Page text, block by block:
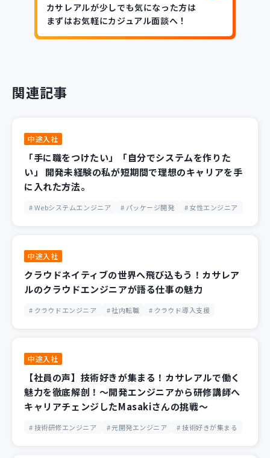
カサレアルが少しでも気になった方は
まずはお気軽にカジュアル面談へ！
関連記事
中途入社
「手に職をつけたい」「自分でシステムを作りた
い」 開発未経験の私が短期間で理想のキャリアを手
に入れた方法。
Webシステムエンジニア パッケージ開発 女性エンジニア
中途入社
クラウドネイティブの世界へ飛び込もう！カサレア
ルのクラウドエンジニアが語る仕事の魅力
クラウドエンジニア 社内転職 クラウド導入支援
中途入社
【社員の声】技術好きが集まる！カサレアルで働く
魅力を徹底解剖！～開発エンジニアから研修講師へ
キャリアチェンジしたMasakiさんの挑戦～
技術研修エンジニア 元開発エンジニア 技術好きが集まる